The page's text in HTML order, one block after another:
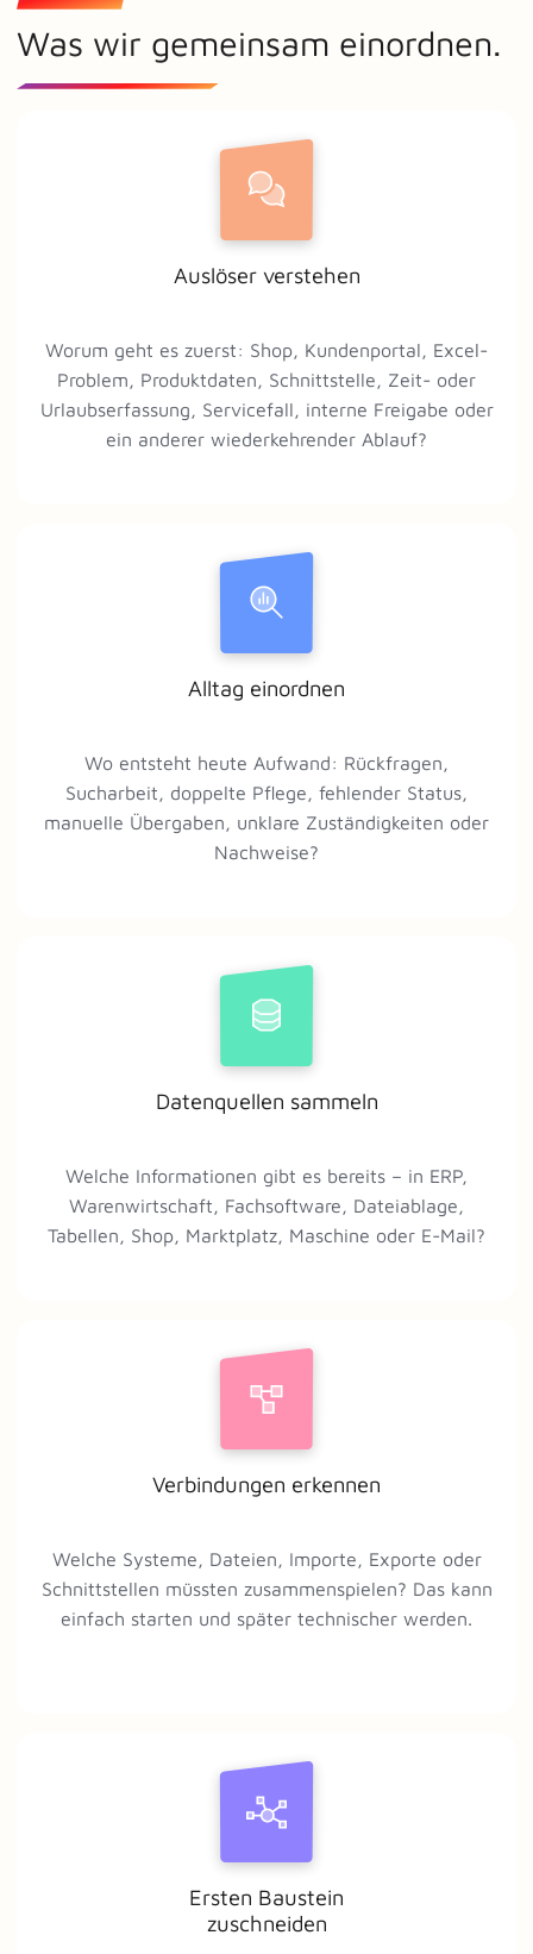
Was wir gemeinsam einordnen.
Auslöser verstehen
Worum geht es zuerst: Shop, Kundenportal, Excel-
Problem, Produktdaten, Schnittstelle, Zeit- oder
Urlaubserfassung, Servicefall, interne Freigabe oder
ein anderer wiederkehrender Ablauf?
Alltag einordnen
Wo entsteht heute Aufwand: Rückfragen,
Sucharbeit, doppelte Pflege, fehlender Status,
manuelle Übergaben, unklare Zuständigkeiten oder
Nachweise?
Datenquellen sammeln
Welche Informationen gibt es bereits – in ERP,
Warenwirtschaft, Fachsoftware, Dateiablage,
Tabellen, Shop, Marktplatz, Maschine oder E-Mail?
Verbindungen erkennen
Welche Systeme, Dateien, Importe, Exporte oder
Schnittstellen müssten zusammenspielen? Das kann
einfach starten und später technischer werden.
Ersten Baustein
zuschneiden